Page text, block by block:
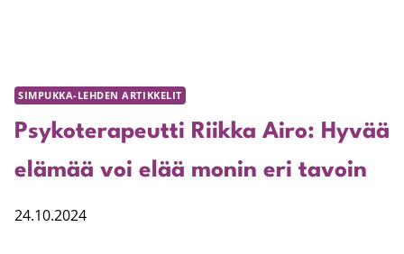
SIMPUKKA-LEHDEN ARTIKKELIT
Psykoterapeutti Riikka Airo: Hyvää
elämää voi elää monin eri tavoin
24.10.2024